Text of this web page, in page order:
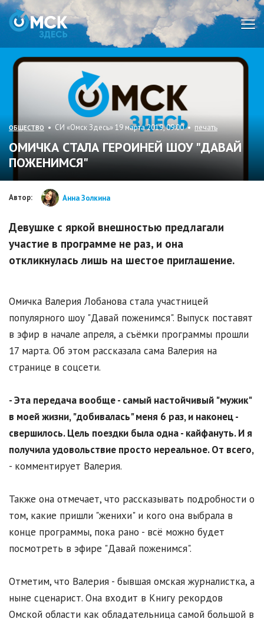
ОБЩЕСТВО • СИ «Омск Здесь» 19 марта 2019, 09:00 • печать
ОМИЧКА СТАЛА ГЕРОИНЕЙ ШОУ "ДАВАЙ
ПОЖЕНИМСЯ"
Автор: Анна Золкина
Девушке с яркой внешностью предлагали
участие в программе не раз, и она
откликнулась лишь на шестое приглашение.
Омичка Валерия Лобанова стала участницей
популярного шоу "Давай поженимся". Выпуск поставят
в эфир в начале апреля, а съёмки программы прошли
17 марта. Об этом рассказала сама Валерия на
странице в соцсети.
- Эта передача вообще - самый настойчивый "мужик"
в моей жизни, "добивалась" меня 6 раз, и наконец -
свершилось. Цель поездки была одна - кайфануть. И я
получила удовольствие просто нереальное. От всего,
- комментирует Валерия.
Также она отмечает, что рассказывать подробности о
том, какие пришли "женихи" и кого она выбрала в
конце программы, пока рано - всё можно будет
посмотреть в эфире "Давай поженимся".
Отметим, что Валерия - бывшая омская журналистка, а
ныне сценарист. Она входит в Книгу рекордов
Омской области как обладательница самой большой в